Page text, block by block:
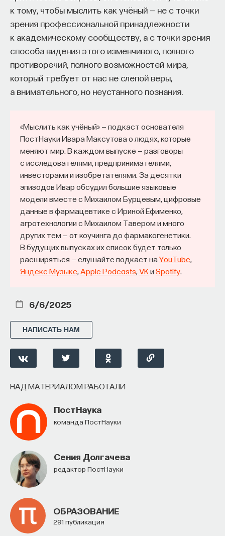
к тому, чтобы мыслить как учёный — не с точки
зрения профессиональной принадлежности
к академическому сообществу, а с точки зрения
способа видения этого изменчивого, полного
противоречий, полного возможностей мира,
который требует от нас не слепой веры,
а внимательного, но неустанного познания.
«Мыслить как учёный» — подкаст основателя
ПостНауки Ивара Максутова о людях, которые
меняют мир. В каждом выпуске — разговоры
с исследователями, предпринимателями,
инвесторами и изобретателями. За десятки
эпизодов Ивар обсудил большие языковые
модели вместе с Михаилом Бурцевым, цифровые
данные в фармацевтике с Ириной Ефименко,
агротехнологии с Михаилом Тавером и много
других тем — от коучинга до фармакогенетики.
В будущих выпусках их список будет только
расширяться — слушайте подкаст наYouTube,
Яндекс Музыке, Apple Podcasts, VKи Spotify.
6/6/2025
НАПИСАТЬ НАМ
НАД МАТЕРИАЛОМ РАБОТАЛИ
ПостНаука
команда ПостНауки
Сения Долгачева
редактор ПостНауки
ОБРАЗОВАНИЕ
291 публикация